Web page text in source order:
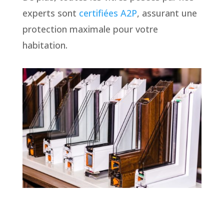
experts sont certifiées A2P, assurant une
protection maximale pour votre
habitation.